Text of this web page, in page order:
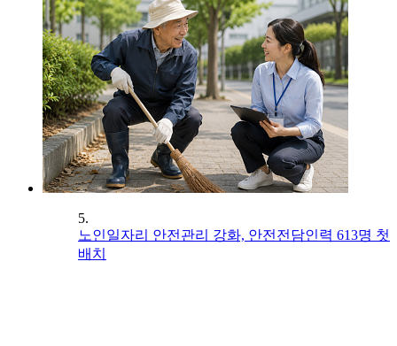
5.
노인일자리 안전관리 강화, 안전전담인력 613명 첫
배치